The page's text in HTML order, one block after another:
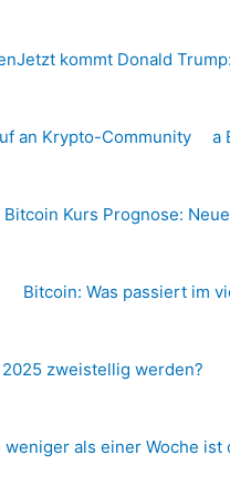
Jetzt kommt Donald
an Krypto-Community a
Bitcoin Kurs Prognose:
Bitcoin: Was passiert im
zweistellig werden?
weniger als einer Woche ist